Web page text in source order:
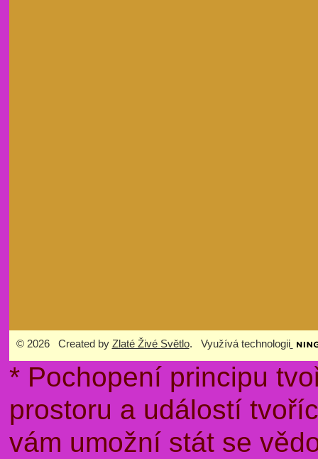
© 2026 Created by Zlaté Živé Světlo. Využívá technologii
* Pochopení principu
prostoru a událostí
vám umožní stát se